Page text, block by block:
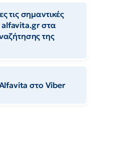
τις σημαντικές
alfavita.gr στα
της
στο Viber